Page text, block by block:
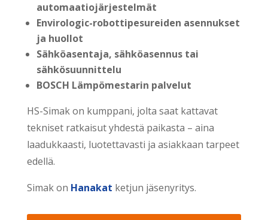
automaatiojärjestelmät
Envirologic-robottipesureiden asennukset
ja huollot
Sähköasentaja, sähköasennus tai
sähkösuunnittelu
BOSCH Lämpömestarin palvelut
HS-Simak on kumppani, jolta saat kattavat
tekniset ratkaisut yhdestä paikasta – aina
laadukkaasti, luotettavasti ja asiakkaan tarpeet
edellä.
Simak on Hanakat ketjun jäsenyritys.